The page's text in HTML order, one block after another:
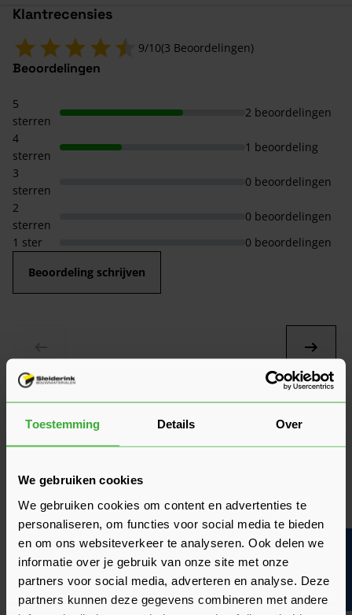
Toestemming Details Over
We gebruiken cookies
We gebruiken cookies om content en advertenties te
personaliseren, om functies voor social media te bieden
en om ons websiteverkeer te analyseren. Ook delen we
informatie over je gebruik van onze site met onze
partners voor social media, adverteren en analyse. Deze
partners kunnen deze gegevens combineren met andere
Klantrecensies
9/10(3 Beoordelingen)
Beoordelingen
5
sterren
2 beoordelingen
4
sterren
1 beoordeling
3
sterren
0 beoordelingen
2
sterren
0 beoordelingen
1 ster
0 beoordelingen
Beoordeling schrijven
10/10
beter kan het niet
Makkelijk bestellen, duidelijke website. Goede
gestelde termijn geleverd.
Mooie kwaliteit
Zeer weinig breuk
Goede prijs/kwaliteit
Veelgestelde vragen